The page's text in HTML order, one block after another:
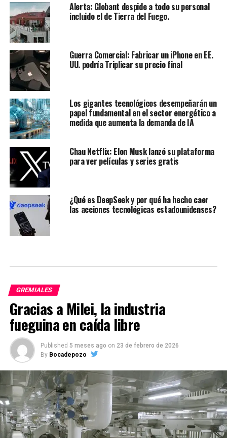
Alerta: Globant despide a todo su personal
incluido el de Tierra del Fuego.
Guerra Comercial: Fabricar un iPhone en EE.
UU. podría Triplicar su precio final
Los gigantes tecnológicos desempeñarán un
papel fundamental en el sector energético a
medida que aumenta la demanda de IA
Chau Netflix: Elon Musk lanzó su plataforma
para ver películas y series gratis
¿Qué es DeepSeek y por qué ha hecho caer
las acciones tecnológicas estadounidenses?
GREMIALES
Gracias a Milei, la industria
fueguina en caída libre
Published 5 meses ago on 23 de febrero de 2026
By Bocadepozo